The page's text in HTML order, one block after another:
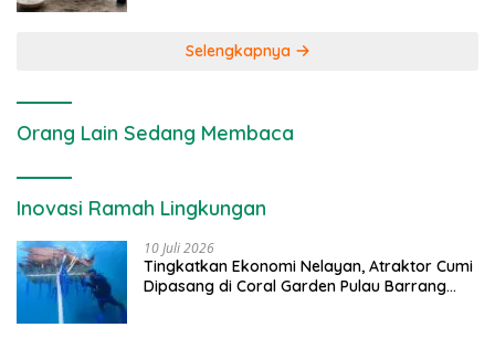
Selengkapnya
Orang Lain Sedang Membaca
Inovasi Ramah Lingkungan
10 Juli 2026
Tingkatkan Ekonomi Nelayan, Atraktor Cumi
Dipasang di Coral Garden Pulau Barrang